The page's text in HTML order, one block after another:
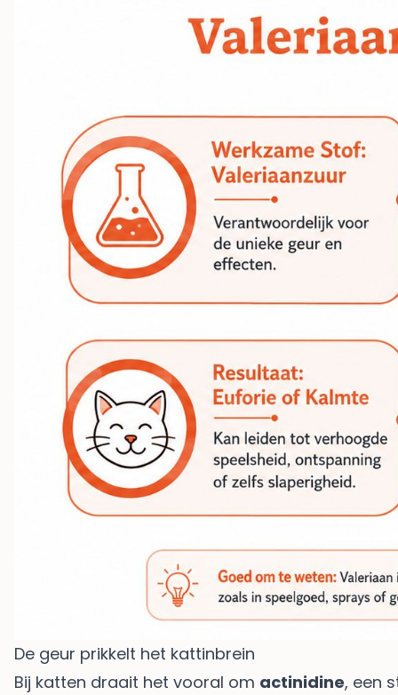
De geur prikkelt het kattinbrein
Bij katten draait het vooral om actinidine, een